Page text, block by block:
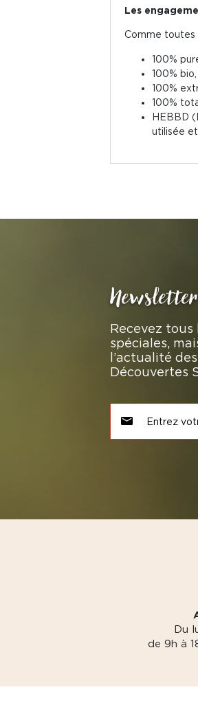
Les
Comme toutes
100%
100% bio,
100%
100%
HEBBD
utilisée
Newsletter
Recevez
spéciales,
l’actualité
Découvertes
Du
de 9h à